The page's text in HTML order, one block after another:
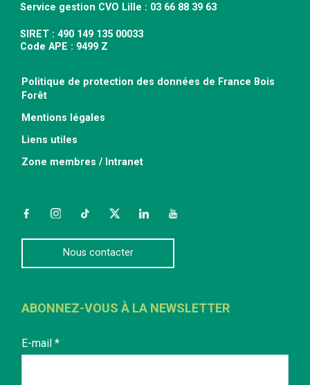
Service gestion CVO Lille : 03 66 88 39 63
SIRET : 490 149 135 00033
Code APE : 9499 Z
Politique de protection des données de France Bois
Forêt
Mentions légales
Liens utiles
Zone membres / Intranet
FacebookInstagramTikTokTwitterLinkedInYouTube
Nous contacter
ABONNEZ-VOUS À LA NEWSLETTER
E-mail *